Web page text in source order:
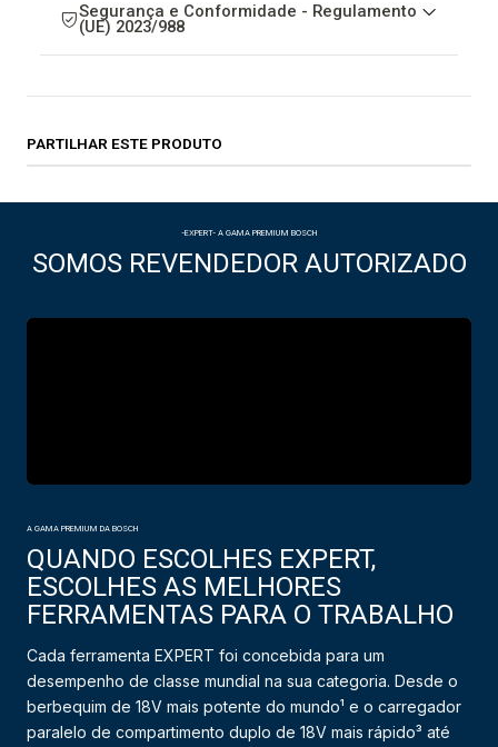
Segurança e Conformidade - Regulamento
(UE) 2023/988
PARTILHAR ESTE PRODUTO
-EXPERT- A GAMA PREMIUM BOSCH
SOMOS REVENDEDOR AUTORIZADO
A GAMA PREMIUM DA BOSCH
QUANDO ESCOLHES EXPERT,
ESCOLHES AS MELHORES
FERRAMENTAS PARA O TRABALHO
Cada ferramenta EXPERT foi concebida para um
desempenho de classe mundial na sua categoria. Desde o
berbequim de 18V mais potente do mundo¹ e o carregador
paralelo de compartimento duplo de 18V mais rápido³ até